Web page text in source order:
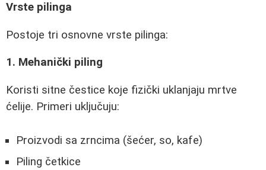
Vrste pilinga
Postoje tri osnovne vrste pilinga:
1. Mehanički piling
Koristi sitne čestice koje fizički uklanjaju mrtve
ćelije. Primeri uključuju:
Proizvodi sa zrncima (šećer, so, kafe)
Piling četkice